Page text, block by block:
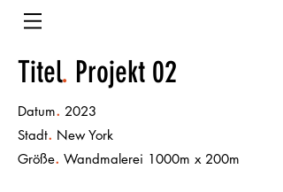
Titel. Projekt 02
Datum. 2023
Stadt. New York
Größe. Wandmalerei 1000m x 200m